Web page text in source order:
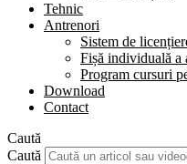
Tehnic
Antrenori
Sistem de
Fișă individuală a
Program cursuri
Download
Contact
Caută
Caută